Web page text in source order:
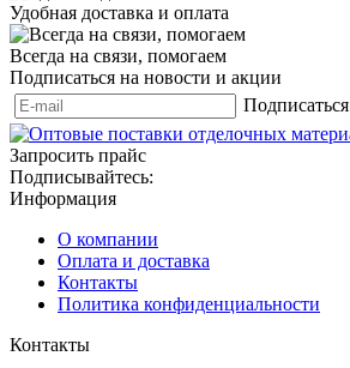
Удобная доставка и оплата
Всегда на связи, помогаем
Подписаться на новости и акции
Подписаться
Запросить прайс
Подписывайтесь:
Информация
О компании
Оплата и доставка
Контакты
Политика конфиденциальности
Контакты